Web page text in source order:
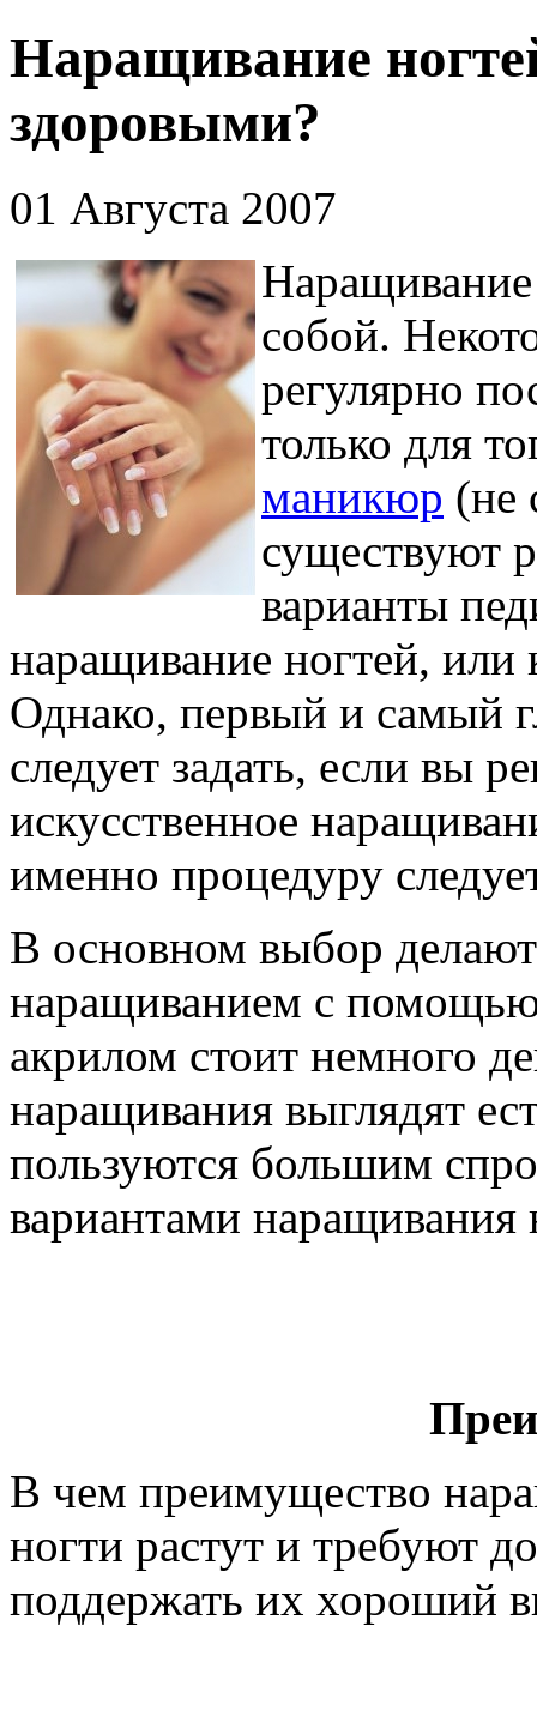
Наращивание
здоровыми?
01 Августа 2007
Наращивание
собой.
регулярно
только для
маникюр (не
существуют
варианты
наращивание ногтей,
Однако, первый и самый
следует задать, если вы
искусственное
именно процедуру
В основном выбор
наращиванием с
акрилом стоит немного
наращивания выглядят
пользуются большим
вариантами наращивания
В чем преимущество
ногти растут и требуют
поддержать их хороший